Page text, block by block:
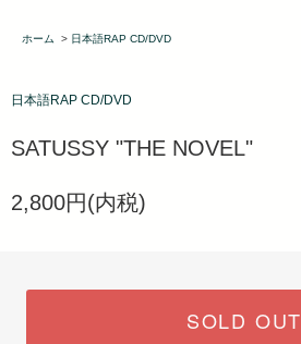
ホーム > 日本語RAP CD/DVD
日本語RAP CD/DVD
SATUSSY "THE NOVEL"
2,800円(内税)
SOLD OUT